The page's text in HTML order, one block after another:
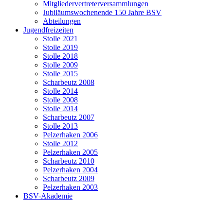
Mitgliedervertreterversammlungen
Jubiläumswochenende 150 Jahre BSV
Abteilungen
Jugendfreizeiten
Stolle 2021
Stolle 2019
Stolle 2018
Stolle 2009
Stolle 2015
Scharbeutz 2008
Stolle 2014
Stolle 2008
Stolle 2014
Scharbeutz 2007
Stolle 2013
Pelzerhaken 2006
Stolle 2012
Pelzerhaken 2005
Scharbeutz 2010
Pelzerhaken 2004
Scharbeutz 2009
Pelzerhaken 2003
BSV-Akademie